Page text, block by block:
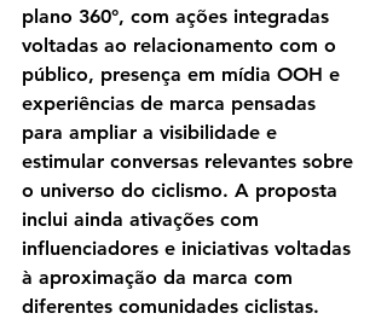
plano 360°, com ações integradas
voltadas ao relacionamento com o
público, presença em mídia OOH e
experiências de marca pensadas
para ampliar a visibilidade e
estimular conversas relevantes sobre
o universo do ciclismo. A proposta
inclui ainda ativações com
influenciadores e iniciativas voltadas
à aproximação da marca com
diferentes comunidades ciclistas.